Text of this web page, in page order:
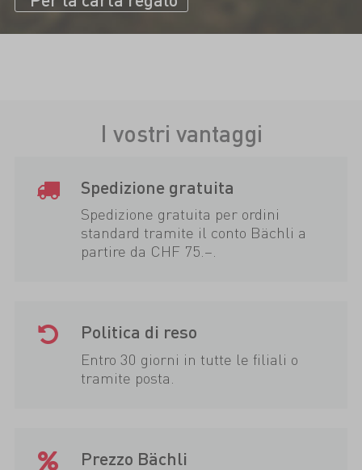
I vostri vantaggi
Spedizione gratuita
Spedizione gratuita per ordini
standard tramite il conto Bächli a
partire da CHF 75.–.
Politica di reso
Entro 30 giorni in tutte le filiali o
tramite posta.
Prezzo Bächli